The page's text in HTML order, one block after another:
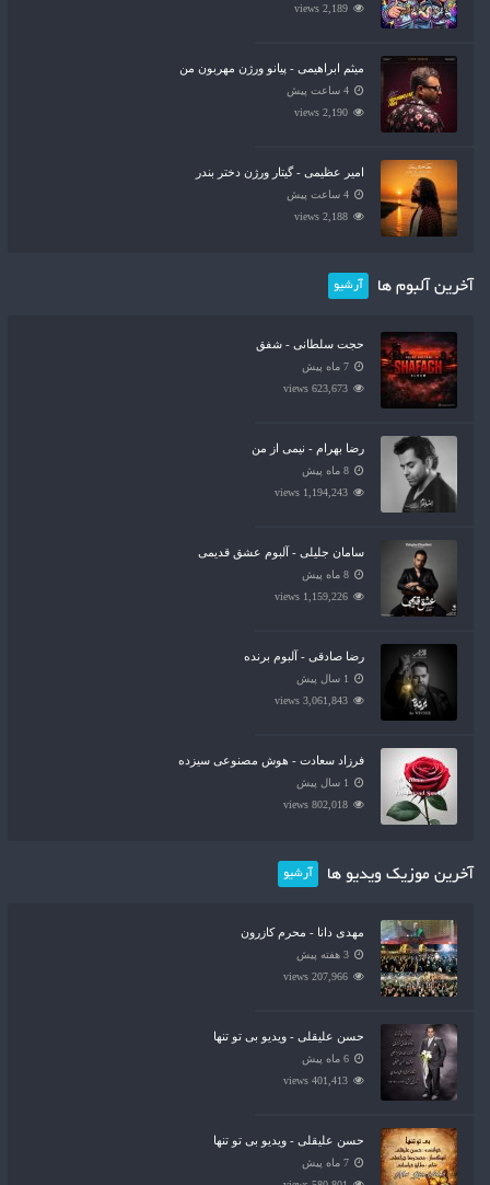
2,189 views
میثم ابراهیمی - پیانو ورژن مهربون من
4 ساعت پیش
2,190 views
امیر عظیمی - گیتار ورژن دختر بندر
4 ساعت پیش
2,188 views
آخرین آلبوم ها آرشیو
حجت سلطانی - شفق
7 ماه پیش
623,673 views
رضا بهرام - نیمی از من
8 ماه پیش
1,194,243 views
سامان جلیلی - آلبوم عشق قدیمی
8 ماه پیش
1,159,226 views
رضا صادقی - آلبوم برنده
1 سال پیش
3,061,843 views
فرزاد سعادت - هوش مصنوعی سیزده
1 سال پیش
802,018 views
آخرین موزیک ویدیو ها آرشیو
مهدی دانا - محرم کازرون
3 هفته پیش
207,966 views
حسن علیقلی - ویدیو بی تو تنها
6 ماه پیش
401,413 views
حسن علیقلی - ویدیو بی تو تنها
7 ماه پیش